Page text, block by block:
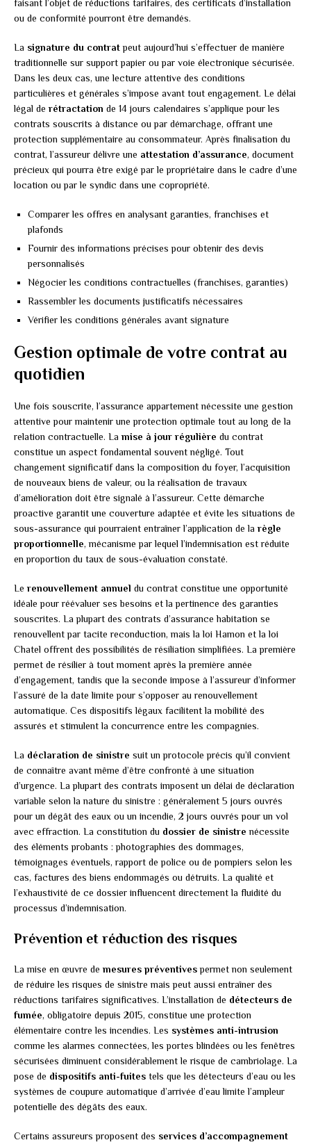
faisant l’objet de réductions tarifaires, des certificats d’installation
ou de conformité pourront être demandés.
La signature du contratpeut aujourd’hui s’effectuer de manière
traditionnelle sur support papier ou par voie électronique sécurisée.
Dans les deux cas, une lecture attentive des conditions
particulières et générales s’impose avant tout engagement. Le délai
légal de rétractation de 14 jours calendaires s’applique pour les
contrats souscrits à distance ou par démarchage, offrant une
protection supplémentaire au consommateur. Après finalisation du
contrat, l’assureur délivre une attestation d’assurance, document
précieux qui pourra être exigé par le propriétaire dans le cadre d’une
location ou par le syndic dans une copropriété.
Comparer les offres en analysant garanties, franchises et
plafonds
Fournir des informations précises pour obtenir des devis
personnalisés
Négocier les conditions contractuelles (franchises, garanties)
Rassembler les documents justificatifs nécessaires
Vérifier les conditions générales avant signature
Gestion optimale de votre contrat au
quotidien
Une fois souscrite, l’assurance appartement nécessite une gestion
attentive pour maintenir une protection optimale tout au long de la
relation contractuelle. La mise à jour régulière du contrat
constitue un aspect fondamental souvent négligé. Tout
changement significatif dans la composition du foyer, l’acquisition
de nouveaux biens de valeur, ou la réalisation de travaux
d’amélioration doit être signalé à l’assureur. Cette démarche
proactive garantit une couverture adaptée et évite les situations de
sous-assurance qui pourraient entraîner l’application de la règle
proportionnelle, mécanisme par lequel l’indemnisation est réduite
en proportion du taux de sous-évaluation constaté.
Le renouvellement annuel du contrat constitue une opportunité
idéale pour réévaluer ses besoins et la pertinence des garanties
souscrites. La plupart des contrats d’assurance habitation se
renouvellent par tacite reconduction, mais la loi Hamon et la loi
Chatel offrent des possibilités de résiliation simplifiées. La première
permet de résilier à tout moment après la première année
d’engagement, tandis que la seconde impose à l’assureur d’informer
l’assuré de la date limite pour s’opposer au renouvellement
automatique. Ces dispositifs légaux facilitent la mobilité des
assurés et stimulent la concurrence entre les compagnies.
La déclaration de sinistre suit un protocole précis qu’il convient
de connaître avant même d’être confronté à une situation
d’urgence. La plupart des contrats imposent un délai de déclaration
variable selon la nature du sinistre : généralement 5 jours ouvrés
pour un dégât des eaux ou un incendie, 2 jours ouvrés pour un vol
avec effraction. La constitution du dossier de sinistre nécessite
des éléments probants : photographies des dommages,
témoignages éventuels, rapport de police ou de pompiers selon les
cas, factures des biens endommagés ou détruits. La qualité et
l’exhaustivité de ce dossier influencent directement la fluidité du
processus d’indemnisation.
Prévention et réduction des risques
La mise en œuvre de mesures préventivespermet non seulement
de réduire les risques de sinistre mais peut aussi entraîner des
réductions tarifaires significatives. L’installation de détecteurs de
fumée, obligatoire depuis 2015, constitue une protection
élémentaire contre les incendies. Les systèmes anti-intrusion
comme les alarmes connectées, les portes blindées ou les fenêtres
sécurisées diminuent considérablement le risque de cambriolage. La
pose de dispositifs anti-fuites tels que les détecteurs d’eau ou les
systèmes de coupure automatique d’arrivée d’eau limite l’ampleur
potentielle des dégâts des eaux.
Certains assureurs proposent des services d’accompagnement